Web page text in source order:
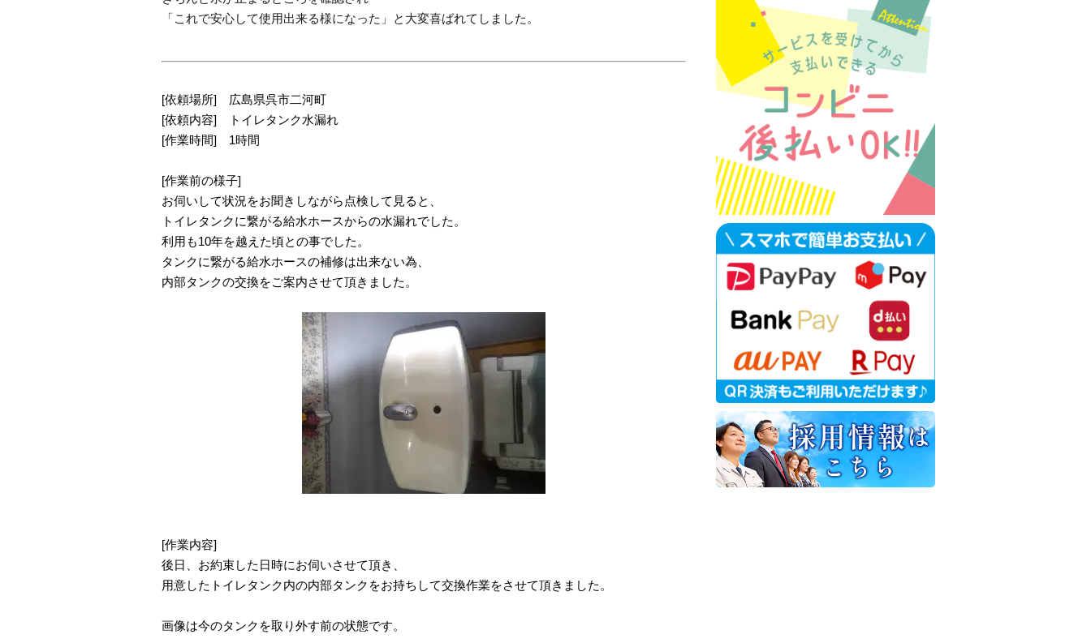
「これで安心して使用出来る様になった」と大変喜ばれてしました。
[依頼場所] 広島県呉市二河町
[依頼内容] トイレタンク水漏れ
[作業時間] 1時間
[作業前の様子]
お伺いして状況をお聞きしながら点検して見ると、
トイレタンクに繋がる給水ホースからの水漏れでした。
利用も10年を越えた頃との事でした。
タンクに繋がる給水ホースの補修は出来ない為、
内部タンクの交換をご案内させて頂きました。
[作業内容]
後日、お約束した日時にお伺いさせて頂き、
用意したトイレタンク内の内部タンクをお持ちして交換作業をさせて頂きました。
画像は今のタンクを取り外す前の状態です。